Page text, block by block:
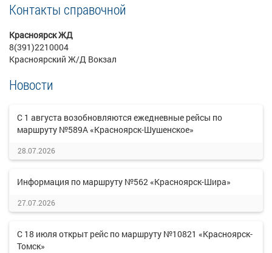
Контакты справочной
Красноярск ЖД
8(391)2210004
Красноярский Ж/Д Вокзал
Новости
С 1 августа возобновляются ежедневные рейсы по
маршруту №589А «Красноярск-Шушенское»
28.07.2026
Информация по маршруту №562 «Красноярск-Шира»
27.07.2026
С 18 июля открыт рейс по маршруту №10821 «Красноярск-
Томск»